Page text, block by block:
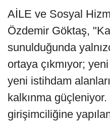
AİLE ve Sosyal
Özdemir Göktaş,
sunulduğunda
ortaya çıkmıyor;
yeni istihdam
kalkınma
girişimciliğine